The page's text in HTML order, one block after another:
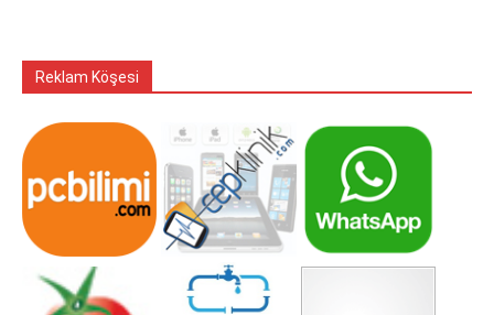
Reklam Köşesi